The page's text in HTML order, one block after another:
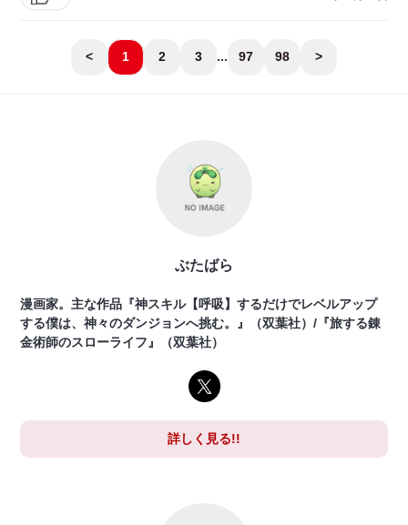
< 1 2 3 ... 97 98 >
ぶたばら
漫画家。主な作品『神スキル【呼吸】するだけでレベルアップ
する僕は、神々のダンジョンへ挑む。』（双葉社）/『旅する錬
金術師のスローライフ』（双葉社）
詳しく見る!!